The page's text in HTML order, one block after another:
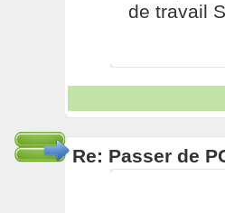
de travail
Re: Passer de